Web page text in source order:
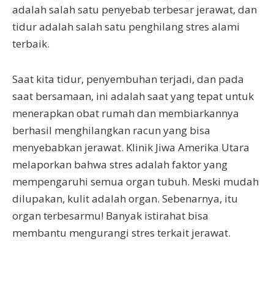
adalah salah satu penyebab terbesar jerawat, dan
tidur adalah salah satu penghilang stres alami
terbaik.
Saat kita tidur, penyembuhan terjadi, dan pada
saat bersamaan, ini adalah saat yang tepat untuk
menerapkan obat rumah dan membiarkannya
berhasil menghilangkan racun yang bisa
menyebabkan jerawat. Klinik Jiwa Amerika Utara
melaporkan bahwa stres adalah faktor yang
mempengaruhi semua organ tubuh. Meski mudah
dilupakan, kulit adalah organ. Sebenarnya, itu
organ terbesarmu! Banyak istirahat bisa
membantu mengurangi stres terkait jerawat.